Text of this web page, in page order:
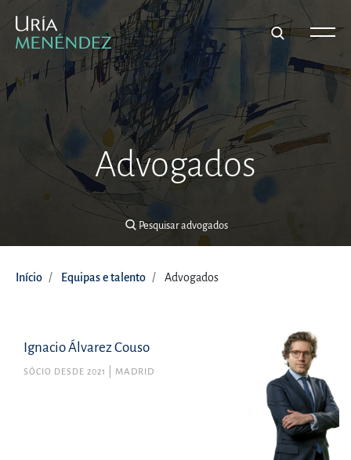
Advogados
Pesquisar advogados
Pesquisar advogados
Início Equipas e talento Advogados
Ignacio Álvarez Couso
SÓCIO DESDE 2021 MADRID